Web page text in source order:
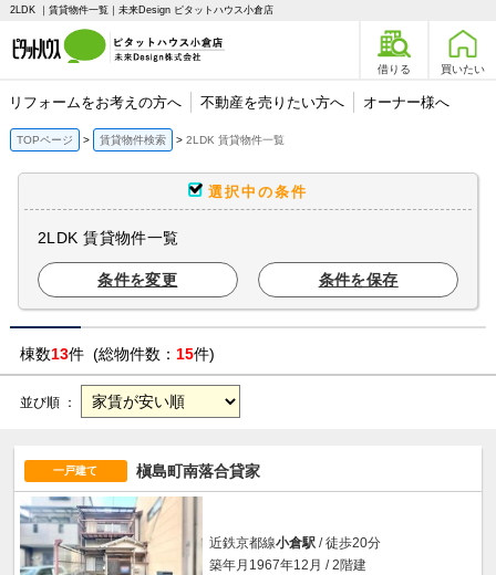
2LDK ｜賃貸物件一覧｜未来Design ピタットハウス小倉店
借りる 買いたい
リフォームをお考えの方へ 不動産を売りたい方へ オーナー様へ
TOPページ 賃貸物件検索 2LDK 賃貸物件一覧
選択中の条件
2LDK 賃貸物件一覧
条件を変更 条件を保存
棟数13件 (総物件数： 15件)
並び順 ：
一戸建て 槇島町南落合貸家
近鉄京都線小倉駅/ 徒歩20分
築年月1967年12月 / 2階建